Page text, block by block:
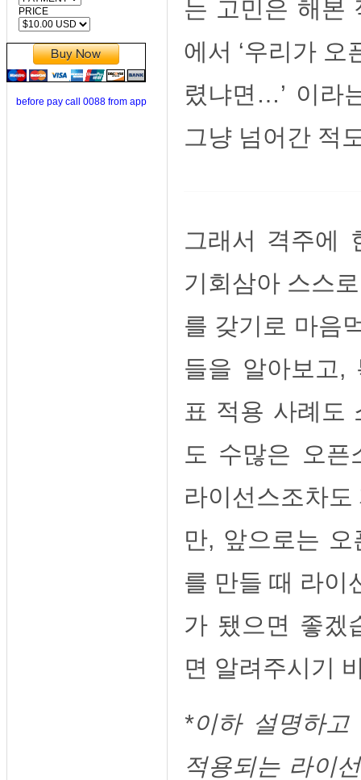
PRICE
before pay call 0088 from app
는 고민은 해본
에서 ‘우리가
렸냐면…’ 이라
그냥 넘어간 적
그래서 격주에
기회삼아 스스
를 갖기로 마음
들을 알아보고,
표 적용 사례도
도 수많은 오픈
라이선스조차
만, 앞으로는
를 만들 때 라이
가 됐으면 좋겠
면 알려주시기
*이하 설명하고
적용되는 라이